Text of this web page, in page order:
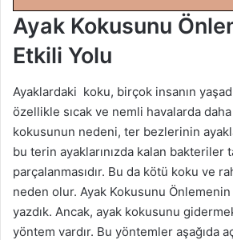
Ayak Kokusunu
Etkili Yolu
Ayaklardaki koku, birçok insanın
özellikle sıcak ve nemli havalarda
kokusunun nedeni, ter bezlerinin
bu terin ayaklarınızda kalan bakteriler
parçalanmasıdır. Bu da kötü koku ve
neden olur. Ayak Kokusunu
yazdık. Ancak, ayak kokusunu
yöntem vardır. Bu yöntemler aşağıda